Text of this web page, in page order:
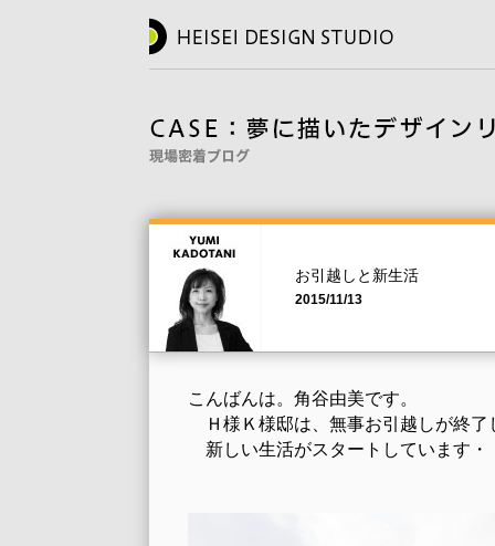
お引越しと新生活
2015/11/13
こんばんは。角谷由美です。
Ｈ様Ｋ様邸は、無事お引越しが終了
新しい生活がスタートしています・